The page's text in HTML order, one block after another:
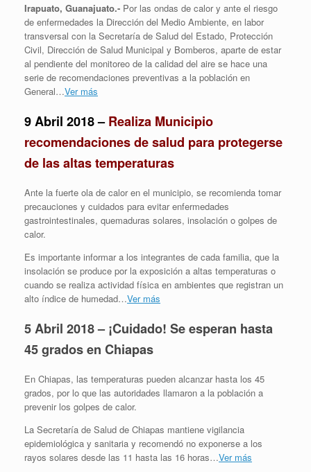
Irapuato, Guanajuato.- Por las ondas de calor y ante el riesgo
de enfermedades la Dirección del Medio Ambiente, en labor
transversal con la Secretaría de Salud del Estado, Protección
Civil, Dirección de Salud Municipal y Bomberos, aparte de estar
al pendiente del monitoreo de la calidad del aire se hace una
serie de recomendaciones preventivas a la población en
General…Ver más
9 Abril 2018 –Realiza Municipio
recomendaciones de salud para protegerse
de las altas temperaturas
Ante la fuerte ola de calor en el municipio, se recomienda tomar
precauciones y cuidados para evitar enfermedades
gastrointestinales, quemaduras solares, insolación o golpes de
calor.
Es importante informar a los integrantes de cada familia, que la
insolación se produce por la exposición a altas temperaturas o
cuando se realiza actividad física en ambientes que registran un
alto índice de humedad…Ver más
5 Abril 2018 – ¡Cuidado! Se esperan hasta
45 grados en Chiapas
En Chiapas, las temperaturas pueden alcanzar hasta los 45
grados, por lo que las autoridades llamaron a la población a
prevenir los golpes de calor.
La Secretaría de Salud de Chiapas mantiene vigilancia
epidemiológica y sanitaria y recomendó no exponerse a los
rayos solares desde las 11 hasta las 16 horas…Ver más